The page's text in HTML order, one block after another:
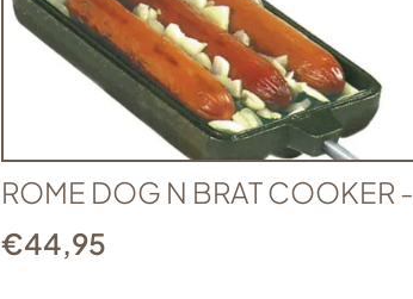
ROME DOG N BRAT COOKER -
€44,95